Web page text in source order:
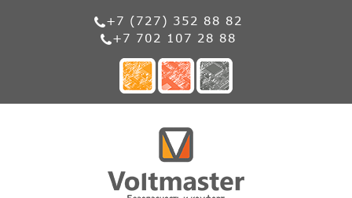
+7 (727) 352 88 82
+7 702 107 28 88